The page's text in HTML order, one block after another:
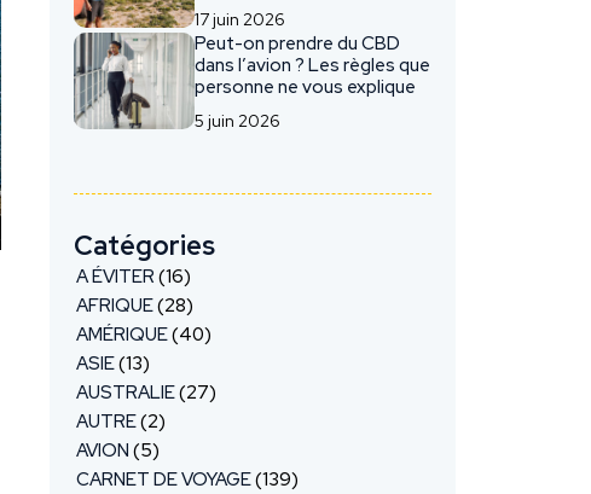
17 juin 2026
Peut-on prendre du CBD
dans l’avion ? Les règles que
personne ne vous explique
5 juin 2026
Catégories
A ÉVITER (16)
AFRIQUE(28)
AMÉRIQUE(40)
ASIE(13)
AUSTRALIE(27)
AUTRE(2)
AVION (5)
CARNET DE VOYAGE(139)